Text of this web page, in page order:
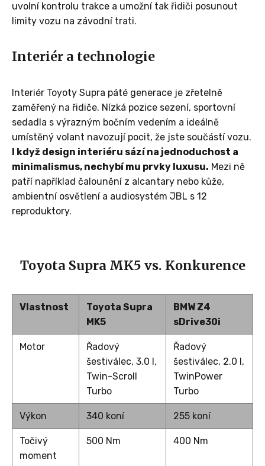
uvolní kontrolu trakce a umožní tak řidiči posunout
limity vozu na závodní trati.
Interiér a technologie
Interiér Toyoty Supra páté generace je zřetelně
zaměřený na řidiče. Nízká pozice sezení, sportovní
sedadla s výrazným bočním vedením a ideálně
umístěný volant navozují pocit, že jste součástí vozu.
I když design interiéru sází na jednoduchost a
minimalismus, nechybí mu prvky luxusu. Mezi ně
patří například čalounění z alcantary nebo kůže,
ambientní osvětlení a audiosystém JBL s 12
reproduktory.
Toyota Supra MK5 vs. Konkurence
Vlastnost
Toyota Supra
MK5
BMW Z4
sDrive30i
Motor
Řadový
šestiválec, 3.0 l,
Twin-Scroll
Turbo
Řadový
šestiválec, 2.0 l,
TwinPower
Turbo
Výkon 340 koní 255 koní
Točivý
moment
500 Nm 400 Nm